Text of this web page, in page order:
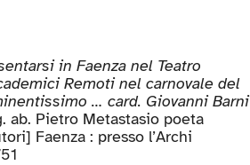
in Faenza nel Teatro
Remoti nel carnovale del
… card. Giovanni Barni
ab. Pietro Metastasio poeta
Faenza : presso l’Archi